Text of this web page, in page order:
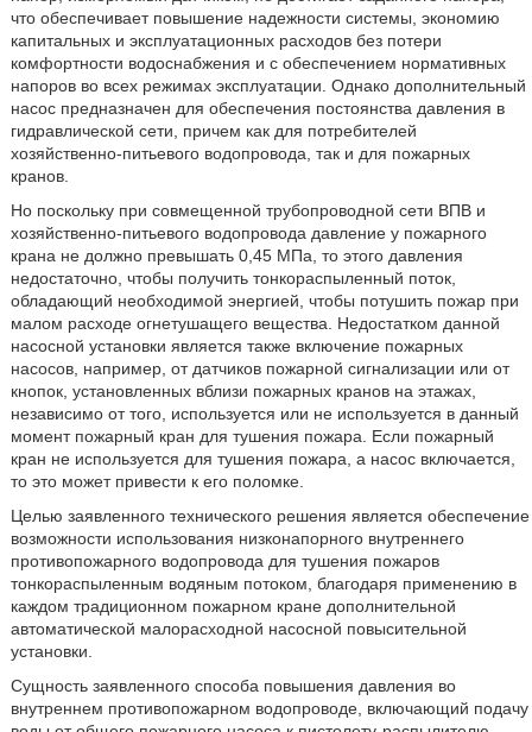
что обеспечивает повышение надежности системы, экономию
капитальных и эксплуатационных расходов без потери
комфортности водоснабжения и с обеспечением нормативных
напоров во всех режимах эксплуатации. Однако дополнительный
насос предназначен для обеспечения постоянства давления в
гидравлической сети, причем как для потребителей
хозяйственно-питьевого водопровода, так и для пожарных
кранов.
Но поскольку при совмещенной трубопроводной сети ВПВ и
хозяйственно-питьевого водопровода давление у пожарного
крана не должно превышать 0,45 МПа, то этого давления
недостаточно, чтобы получить тонкораспыленный поток,
обладающий необходимой энергией, чтобы потушить пожар при
малом расходе огнетушащего вещества. Недостатком данной
насосной установки является также включение пожарных
насосов, например, от датчиков пожарной сигнализации или от
кнопок, установленных вблизи пожарных кранов на этажах,
независимо от того, используется или не используется в данный
момент пожарный кран для тушения пожара. Если пожарный
кран не используется для тушения пожара, а насос включается,
то это может привести к его поломке.
Целью заявленного технического решения является обеспечение
возможности использования низконапорного внутреннего
противопожарного водопровода для тушения пожаров
тонкораспыленным водяным потоком, благодаря применению в
каждом традиционном пожарном кране дополнительной
автоматической малорасходной насосной повысительной
установки.
Сущность заявленного способа повышения давления во
внутреннем противопожарном водопроводе, включающий подачу